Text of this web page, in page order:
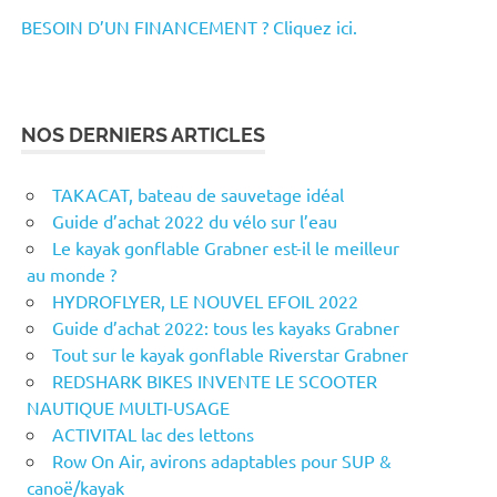
BESOIN D’UN FINANCEMENT ? Cliquez ici.
NOS DERNIERS ARTICLES
TAKACAT, bateau de sauvetage idéal
Guide d’achat 2022 du vélo sur l’eau
Le kayak gonflable Grabner est-il le meilleur
au monde ?
HYDROFLYER, LE NOUVEL EFOIL 2022
Guide d’achat 2022: tous les kayaks Grabner
Tout sur le kayak gonflable Riverstar Grabner
REDSHARK BIKES INVENTE LE SCOOTER
NAUTIQUE MULTI-USAGE
ACTIVITAL lac des lettons
Row On Air, avirons adaptables pour SUP &
canoë/kayak